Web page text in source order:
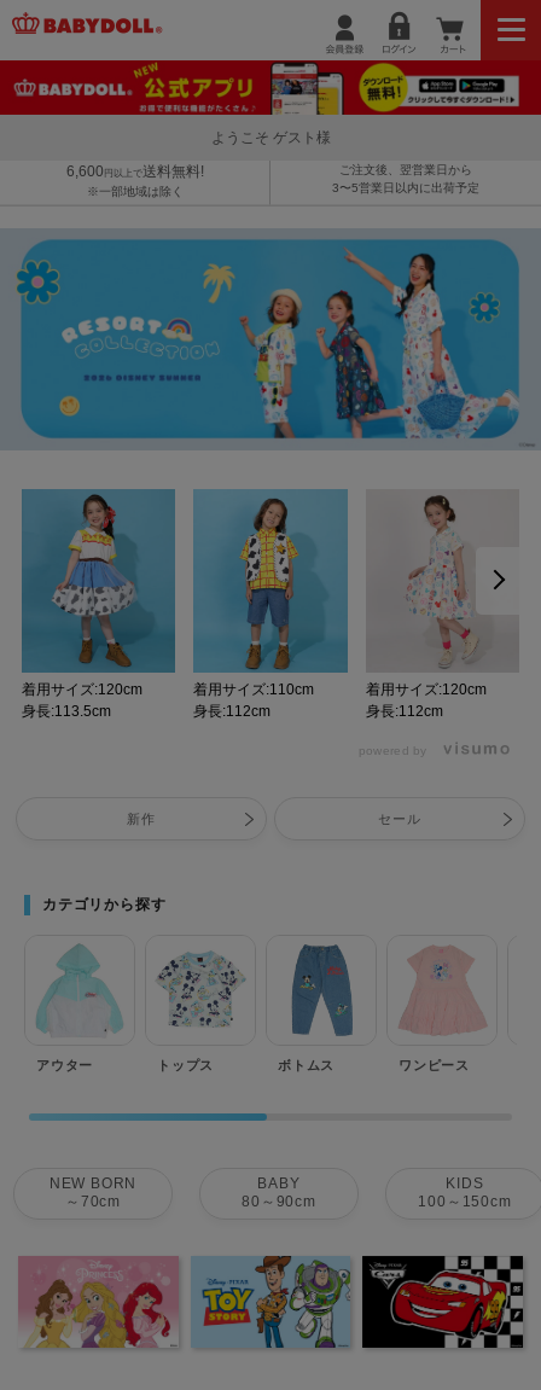
ようこそ ゲスト様
6,600 円以上で送料無料!
※一部地域は除く
ご注文後、翌営業日から
3〜5営業日以内に出荷予定
着用サイズ:120cm
身長:113.5cm
着用サイズ:110cm
身長:112cm
着用サイズ:120cm
身長:112cm
powered by
新作 セール
カテゴリから探す
アウター トップス ボトムス ワンピース
NEW BORN
～70cm
BABY
80～90cm
KIDS
100～150cm